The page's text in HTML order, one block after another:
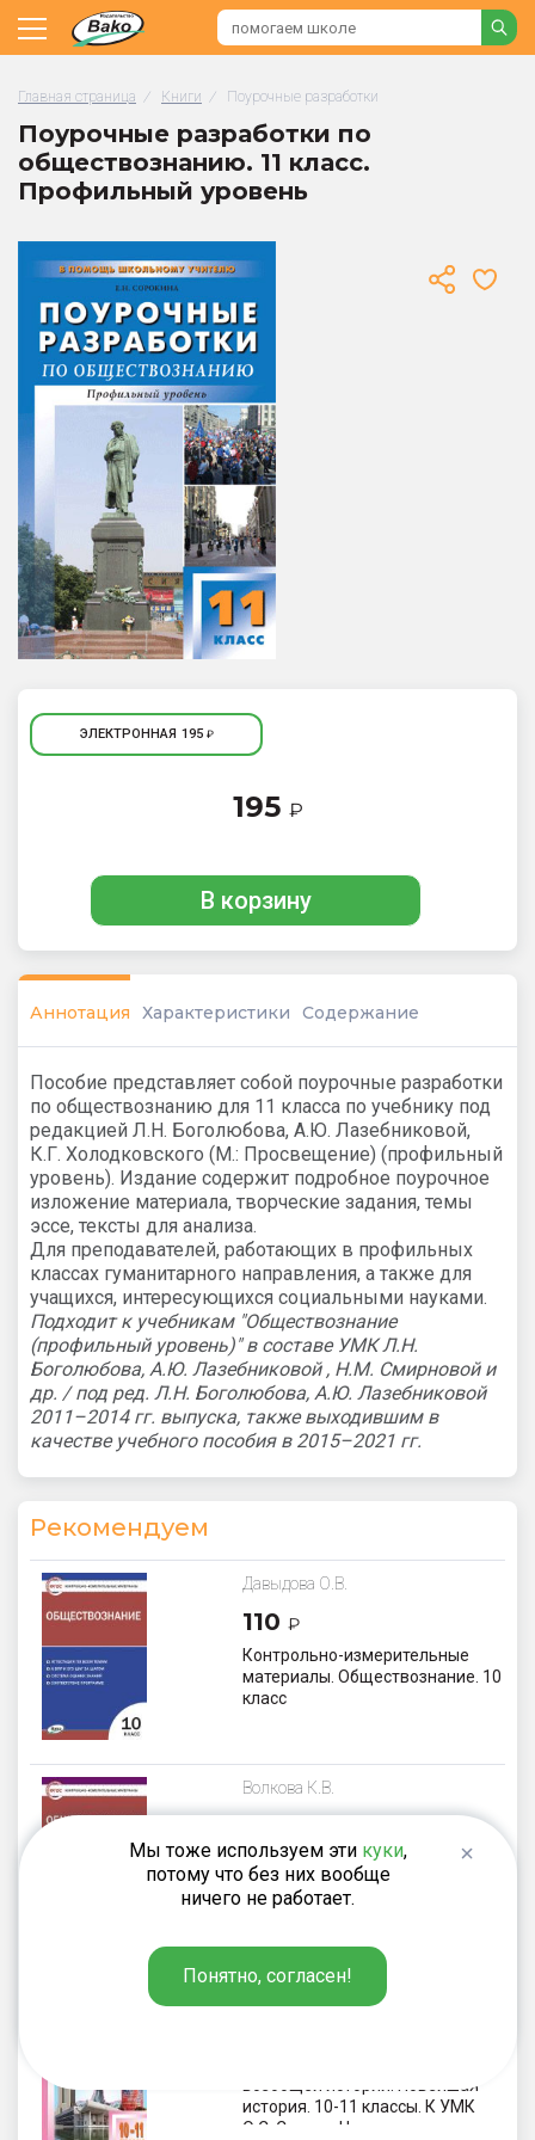
Главная страница / Книги / Поурочные разработки
Поурочные разработки по
обществознанию. 11 класс.
Профильный уровень
ЭЛЕКТРОННАЯ 195 ₽
195 ₽
В корзину
Аннотация Характеристики Содержание
Пособие представляет собой поурочные разработки
по обществознанию для 11 класса по учебнику под
редакцией Л.Н. Боголюбова, А.Ю. Лазебниковой,
К.Г. Холодковского (М.: Просвещение) (профильный
уровень). Издание содержит подробное поурочное
изложение материала, творческие задания, темы
эссе, тексты для анализа.
Для преподавателей, работающих в профильных
классах гуманитарного направления, а также для
учащихся, интересующихся социальными науками.
Подходит к учебникам "Обществознание
(профильный уровень)" в составе УМК Л.Н.
Боголюбова, А.Ю. Лазебниковой , Н.М. Смирновой и
др. / под ред. Л.Н. Боголюбова, А.Ю. Лазебниковой
2011–2014 гг. выпуска, также выходившим в
качестве учебного пособия в 2015–2021 гг.
Рекомендуем
Давыдова О.В.
110 ₽
Контрольно-измерительные
материалы. Обществознание. 10
класс
Волкова К.В.
Контрольно-измерительные
материалы. Обществознание. 11
класс
всеобщей истории. Новейшая
история. 10-11 классы. К УМК
О.С. Сороко-Цюпы
Мы тоже используем эти куки,
потому что без них вообще
ничего не работает.
Понятно, согласен!